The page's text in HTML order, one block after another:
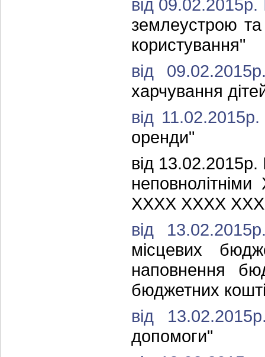
від
землеустрою та
користування"
від
харчування
від
оренди"
від
ХХХХ ХХХХ
від
місцевих
наповнення
бюджетних
від
допомоги"